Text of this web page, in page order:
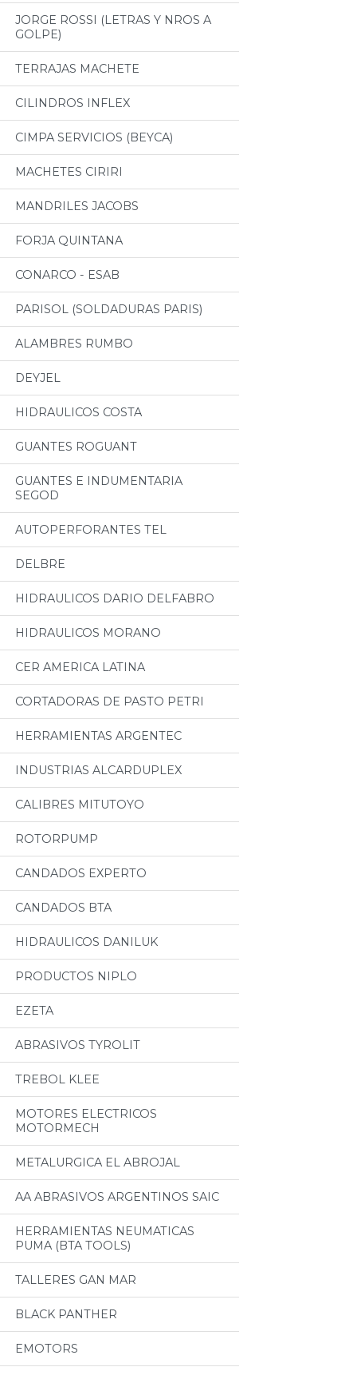
JORGE ROSSI (LETRAS Y NROS A
GOLPE)
TERRAJAS MACHETE
CILINDROS INFLEX
CIMPA SERVICIOS (BEYCA)
MACHETES CIRIRI
MANDRILES JACOBS
FORJA QUINTANA
CONARCO - ESAB
PARISOL (SOLDADURAS PARIS)
ALAMBRES RUMBO
DEYJEL
HIDRAULICOS COSTA
GUANTES ROGUANT
GUANTES E INDUMENTARIA
SEGOD
AUTOPERFORANTES TEL
DELBRE
HIDRAULICOS DARIO DELFABRO
HIDRAULICOS MORANO
CER AMERICA LATINA
CORTADORAS DE PASTO PETRI
HERRAMIENTAS ARGENTEC
INDUSTRIAS ALCARDUPLEX
CALIBRES MITUTOYO
ROTORPUMP
CANDADOS EXPERTO
CANDADOS BTA
HIDRAULICOS DANILUK
PRODUCTOS NIPLO
EZETA
ABRASIVOS TYROLIT
TREBOL KLEE
MOTORES ELECTRICOS
MOTORMECH
METALURGICA EL ABROJAL
AA ABRASIVOS ARGENTINOS SAIC
HERRAMIENTAS NEUMATICAS
PUMA (BTA TOOLS)
TALLERES GAN MAR
BLACK PANTHER
EMOTORS